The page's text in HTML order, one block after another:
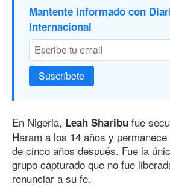
Mantente informado con
Internacional
Suscríbete
En Nigeria, Leah Sharibu fue
Haram a los 14 años y
de cinco años después. Fue la
grupo capturado que no fue
renunciar a su fe.